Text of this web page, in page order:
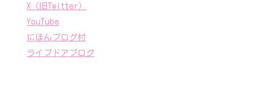
X（旧Twitter）
YouTube
にほんブログ村
ライブドアブログ